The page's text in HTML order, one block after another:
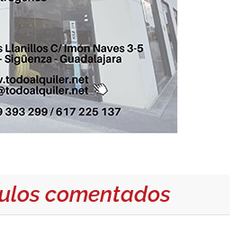
comentados